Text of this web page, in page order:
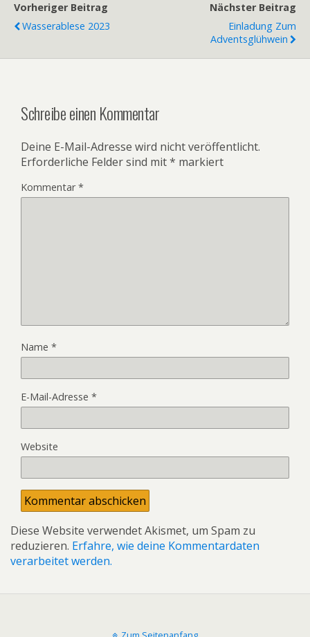
Vorheriger Beitrag
Wasserablese 2023
Nächster Beitrag
Einladung Zum
Adventsglühwein
Schreibe einen Kommentar
Deine E-Mail-Adresse wird nicht veröffentlicht.
Erforderliche Felder sind mit* markiert
Kommentar*
Name *
E-Mail-Adresse *
Website
Diese Website verwendet Akismet, um Spam zu
reduzieren. Erfahre, wie deine Kommentardaten
verarbeitet werden.